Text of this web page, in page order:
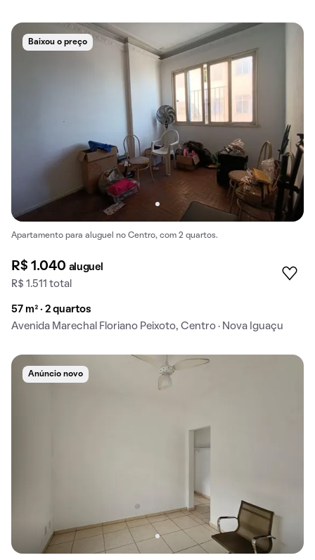
Baixou o preço
Apartamento para aluguel no Centro, com 2 quartos.
R$ 1.040 aluguel
R$ 1.511 total
57 m² · 2 quartos
Avenida Marechal Floriano Peixoto, Centro · Nova Iguaçu
Anúncio novo